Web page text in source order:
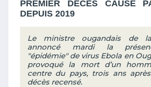
PREMIER DÉCÈS CAUSÉ
DEPUIS 2019
Le ministre ougandais de
annoncé mardi la
"épidémie" de virus Ebola en
provoqué la mort d’un
centre du pays, trois ans
décès recensé.